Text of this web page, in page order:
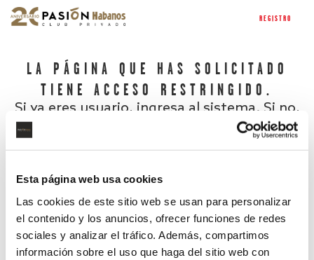
Esta página web usa cookies
Las cookies de este sitio web se usan para personalizar
el contenido y los anuncios, ofrecer funciones de redes
sociales y analizar el tráfico. Además, compartimos
información sobre el uso que haga del sitio web con
REGISTRO
LA PÁGINA QUE HAS SOLICITADO
TIENE ACCESO RESTRINGIDO.
Si ya eres usuario, ingresa al sistema. Si no,